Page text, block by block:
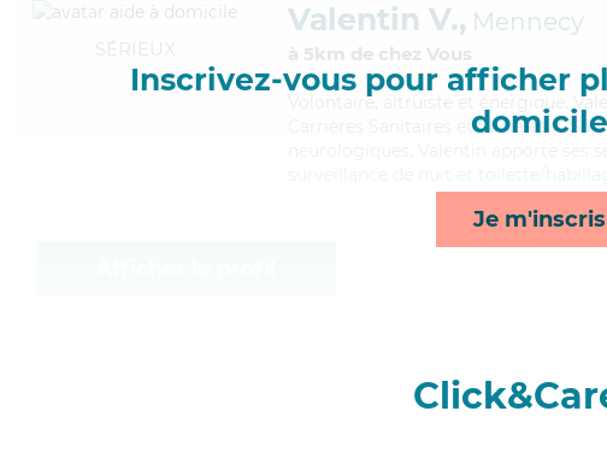
Inscrivez-vous pour afficher
domicile
Je m'inscris
SÉRIEUX
Valentin V., Mennecy
à 5km de chez Vous
Volontaire
, altruiste et énergique,
Carrières Sanitaires et Sociales